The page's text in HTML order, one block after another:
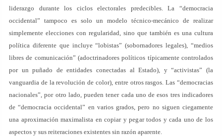
liderazgo durante los ciclos electorales predecibles. La “democracia
occidental” tampoco es solo un modelo técnico-mecánico de realizar
simplemente elecciones con regularidad, sino que también es una cultura
política diferente que incluye “lobistas” (sobornadores legales), “medios
libres de comunicación” (adoctrinadores políticos típicamente controlados
por un puñado de entidades conectadas al Estado), y “activistas” (la
vanguardia de la revolución de color), entre otros rasgos. Las “democracias
nacionales”, por otro lado, pueden tener cada uno de esos tres indicadores
de “democracia occidental” en varios grados, pero no siguen ciegamente
una aproximación maximalista en copiar y pegar todos y cada uno de los
aspectos y sus reiteraciones existentes sin razón aparente.